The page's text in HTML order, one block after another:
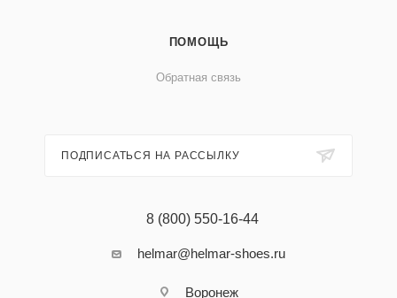
ПОМОЩЬ
Обратная связь
ПОДПИСАТЬСЯ НА РАССЫЛКУ
8 (800) 550-16-44
helmar@helmar-shoes.ru
Воронеж